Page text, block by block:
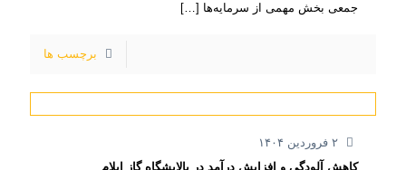
جمعی بخش مهمی از سرمایه‌ها […]
برچسب ها
۲ فروردین ۱۴۰۴
کاهش آلودگی و افزایش درآمد در پالایشگاه گاز ایلام